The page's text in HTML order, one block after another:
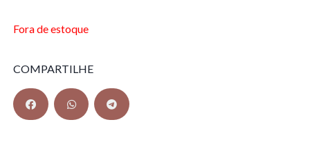
Fora de estoque
COMPARTILHE